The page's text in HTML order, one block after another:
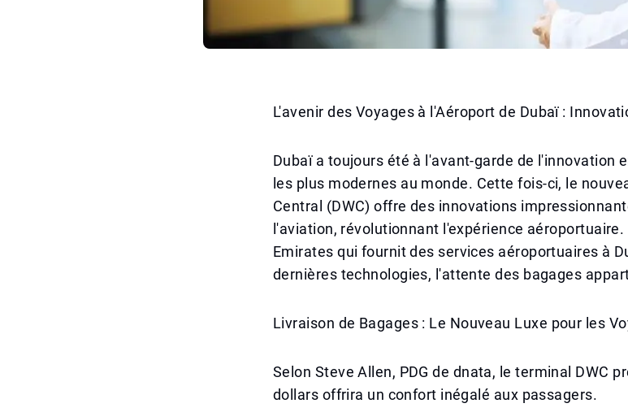
L'avenir des Voyages à l'Aéroport de Dubaï :
Dubaï a toujours été à l'avant-garde de l'innovation
les plus modernes au monde. Cette fois-ci, le
Central (DWC) offre des innovations
l'aviation, révolutionnant l'expérience
Emirates qui fournit des services aéroportuaires à
dernières technologies, l'attente des bagages
Livraison de Bagages : Le Nouveau Luxe pour les
Selon Steve Allen, PDG de dnata, le terminal DWC
dollars offrira un confort inégalé aux passagers.